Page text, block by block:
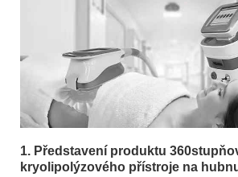
1. Představení produktu
kryolipolýzového přístroje na